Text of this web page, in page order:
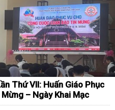
Thứ VII: Huấn Giáo Phục
– Ngày Khai Mạc